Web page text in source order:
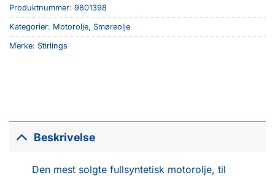
Produktnummer: 9801398
Kategorier: Motorolje, Smøreolje
Merke: Stirlings
Beskrivelse
Den mest solgte fullsyntetisk motorolje, til